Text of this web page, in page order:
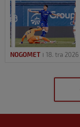
NOGOMET 18. tra 2026